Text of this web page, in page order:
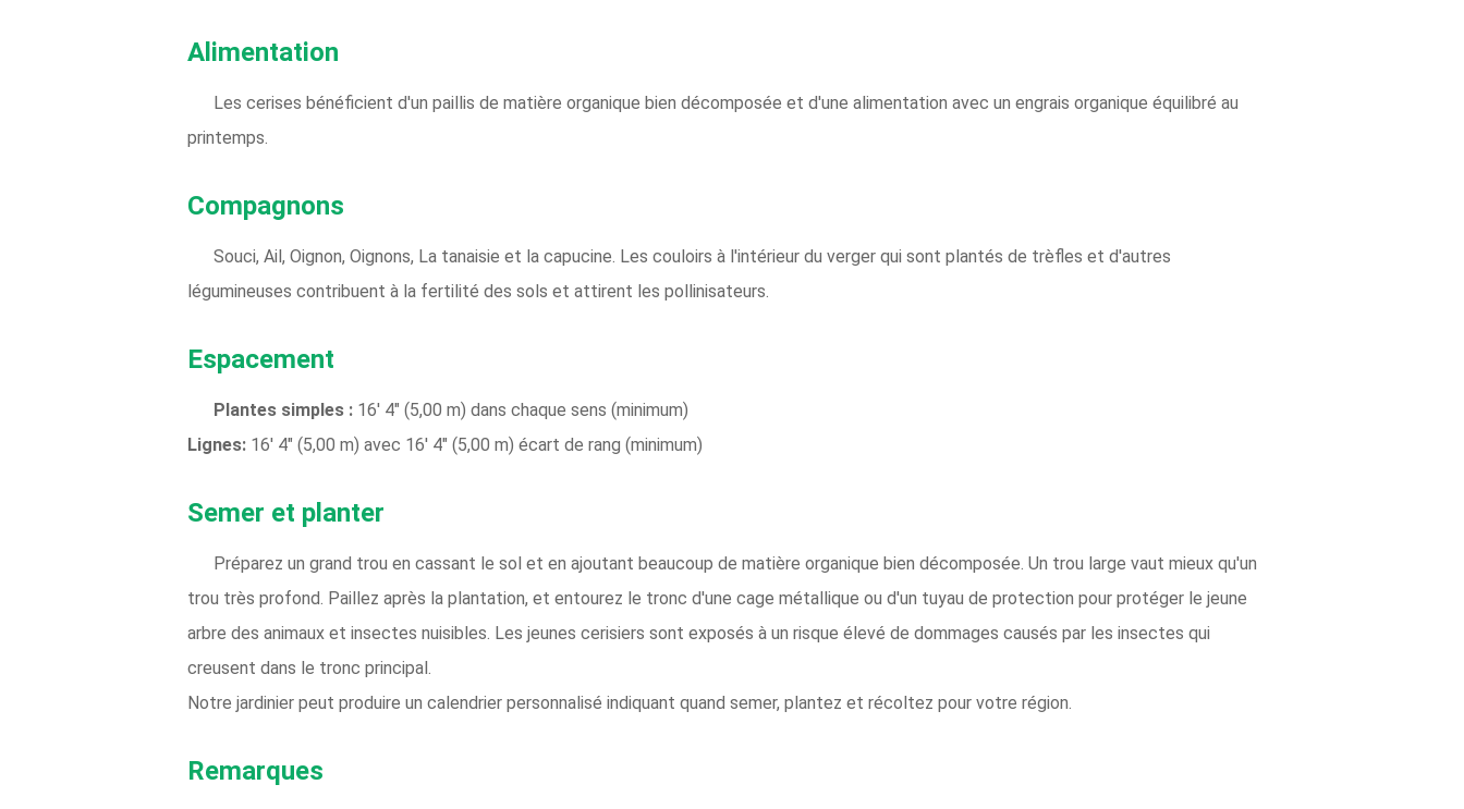
Alimentation
Les cerises bénéficient d'un paillis de matière organique bien décomposée et d'une alimentation avec un engrais organique équilibré au
printemps.
Compagnons
Souci, Ail, Oignon, Oignons, La tanaisie et la capucine. Les couloirs à l'intérieur du verger qui sont plantés de trèfles et d'autres
légumineuses contribuent à la fertilité des sols et attirent les pollinisateurs.
Espacement
Plantes simples : 16' 4" (5,00 m) dans chaque sens (minimum)
Lignes: 16' 4" (5,00 m) avec 16' 4" (5,00 m) écart de rang (minimum)
Semer et planter
Préparez un grand trou en cassant le sol et en ajoutant beaucoup de matière organique bien décomposée. Un trou large vaut mieux qu'un
trou très profond. Paillez après la plantation, et entourez le tronc d'une cage métallique ou d'un tuyau de protection pour protéger le jeune
arbre des animaux et insectes nuisibles. Les jeunes cerisiers sont exposés à un risque élevé de dommages causés par les insectes qui
creusent dans le tronc principal.
Notre jardinier peut produire un calendrier personnalisé indiquant quand semer, plantez et récoltez pour votre région.
Remarques